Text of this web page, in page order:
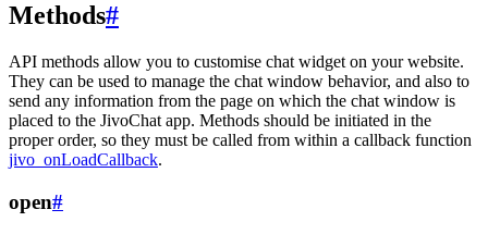
Methods#
API methods allow you to customise chat widget on your website.
They can be used to manage the chat window behavior, and also to
send any information from the page on which the chat window is
placed to the JivoChat app. Methods should be initiated in the
proper order, so they must be called from within a callback function
jivo_onLoadCallback.
open#